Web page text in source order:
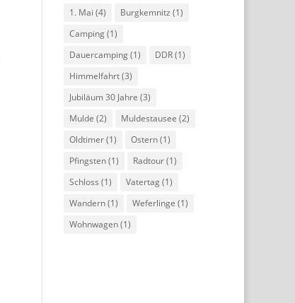
1. Mai (4) Burgkemnitz (1)
Camping(1)
Dauercamping(1) DDR(1)
Himmelfahrt(3)
Jubiläum 30 Jahre (3)
Mulde (2) Muldestausee (2)
Oldtimer(1) Ostern(1)
Pfingsten(1) Radtour(1)
Schloss (1) Vatertag(1)
Wandern(1) Weferlinge (1)
Wohnwagen(1)